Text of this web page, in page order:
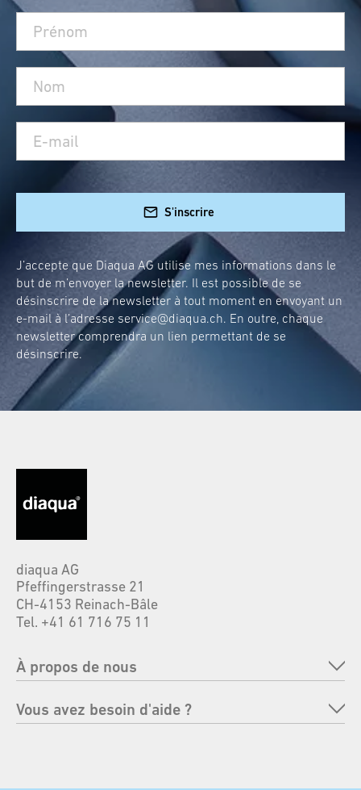
S'inscrire
J’accepte que Diaqua AG utilise mes informations dans le
but de m’envoyer la newsletter. Il est possible de se
désinscrire de la newsletter à tout moment en envoyant un
e-mail à l’adresse service@diaqua.ch. En outre, chaque
newsletter comprendra un lien permettant de se
désinscrire.
diaqua AG
Pfeffingerstrasse 21
CH-4153 Reinach-Bâle
Tel. +41 61 716 75 11
À propos de nous
Entreprise
Vous avez besoin d'aide ?